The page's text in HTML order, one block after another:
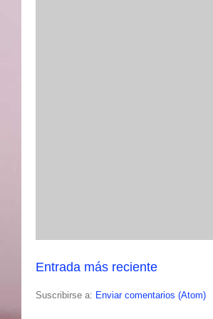
Entrada más reciente
Suscribirse a: Enviar comentarios (Atom)